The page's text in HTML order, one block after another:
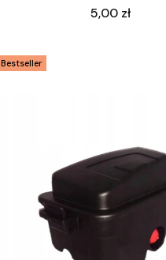
Cena
5,00 zł
Bestseller